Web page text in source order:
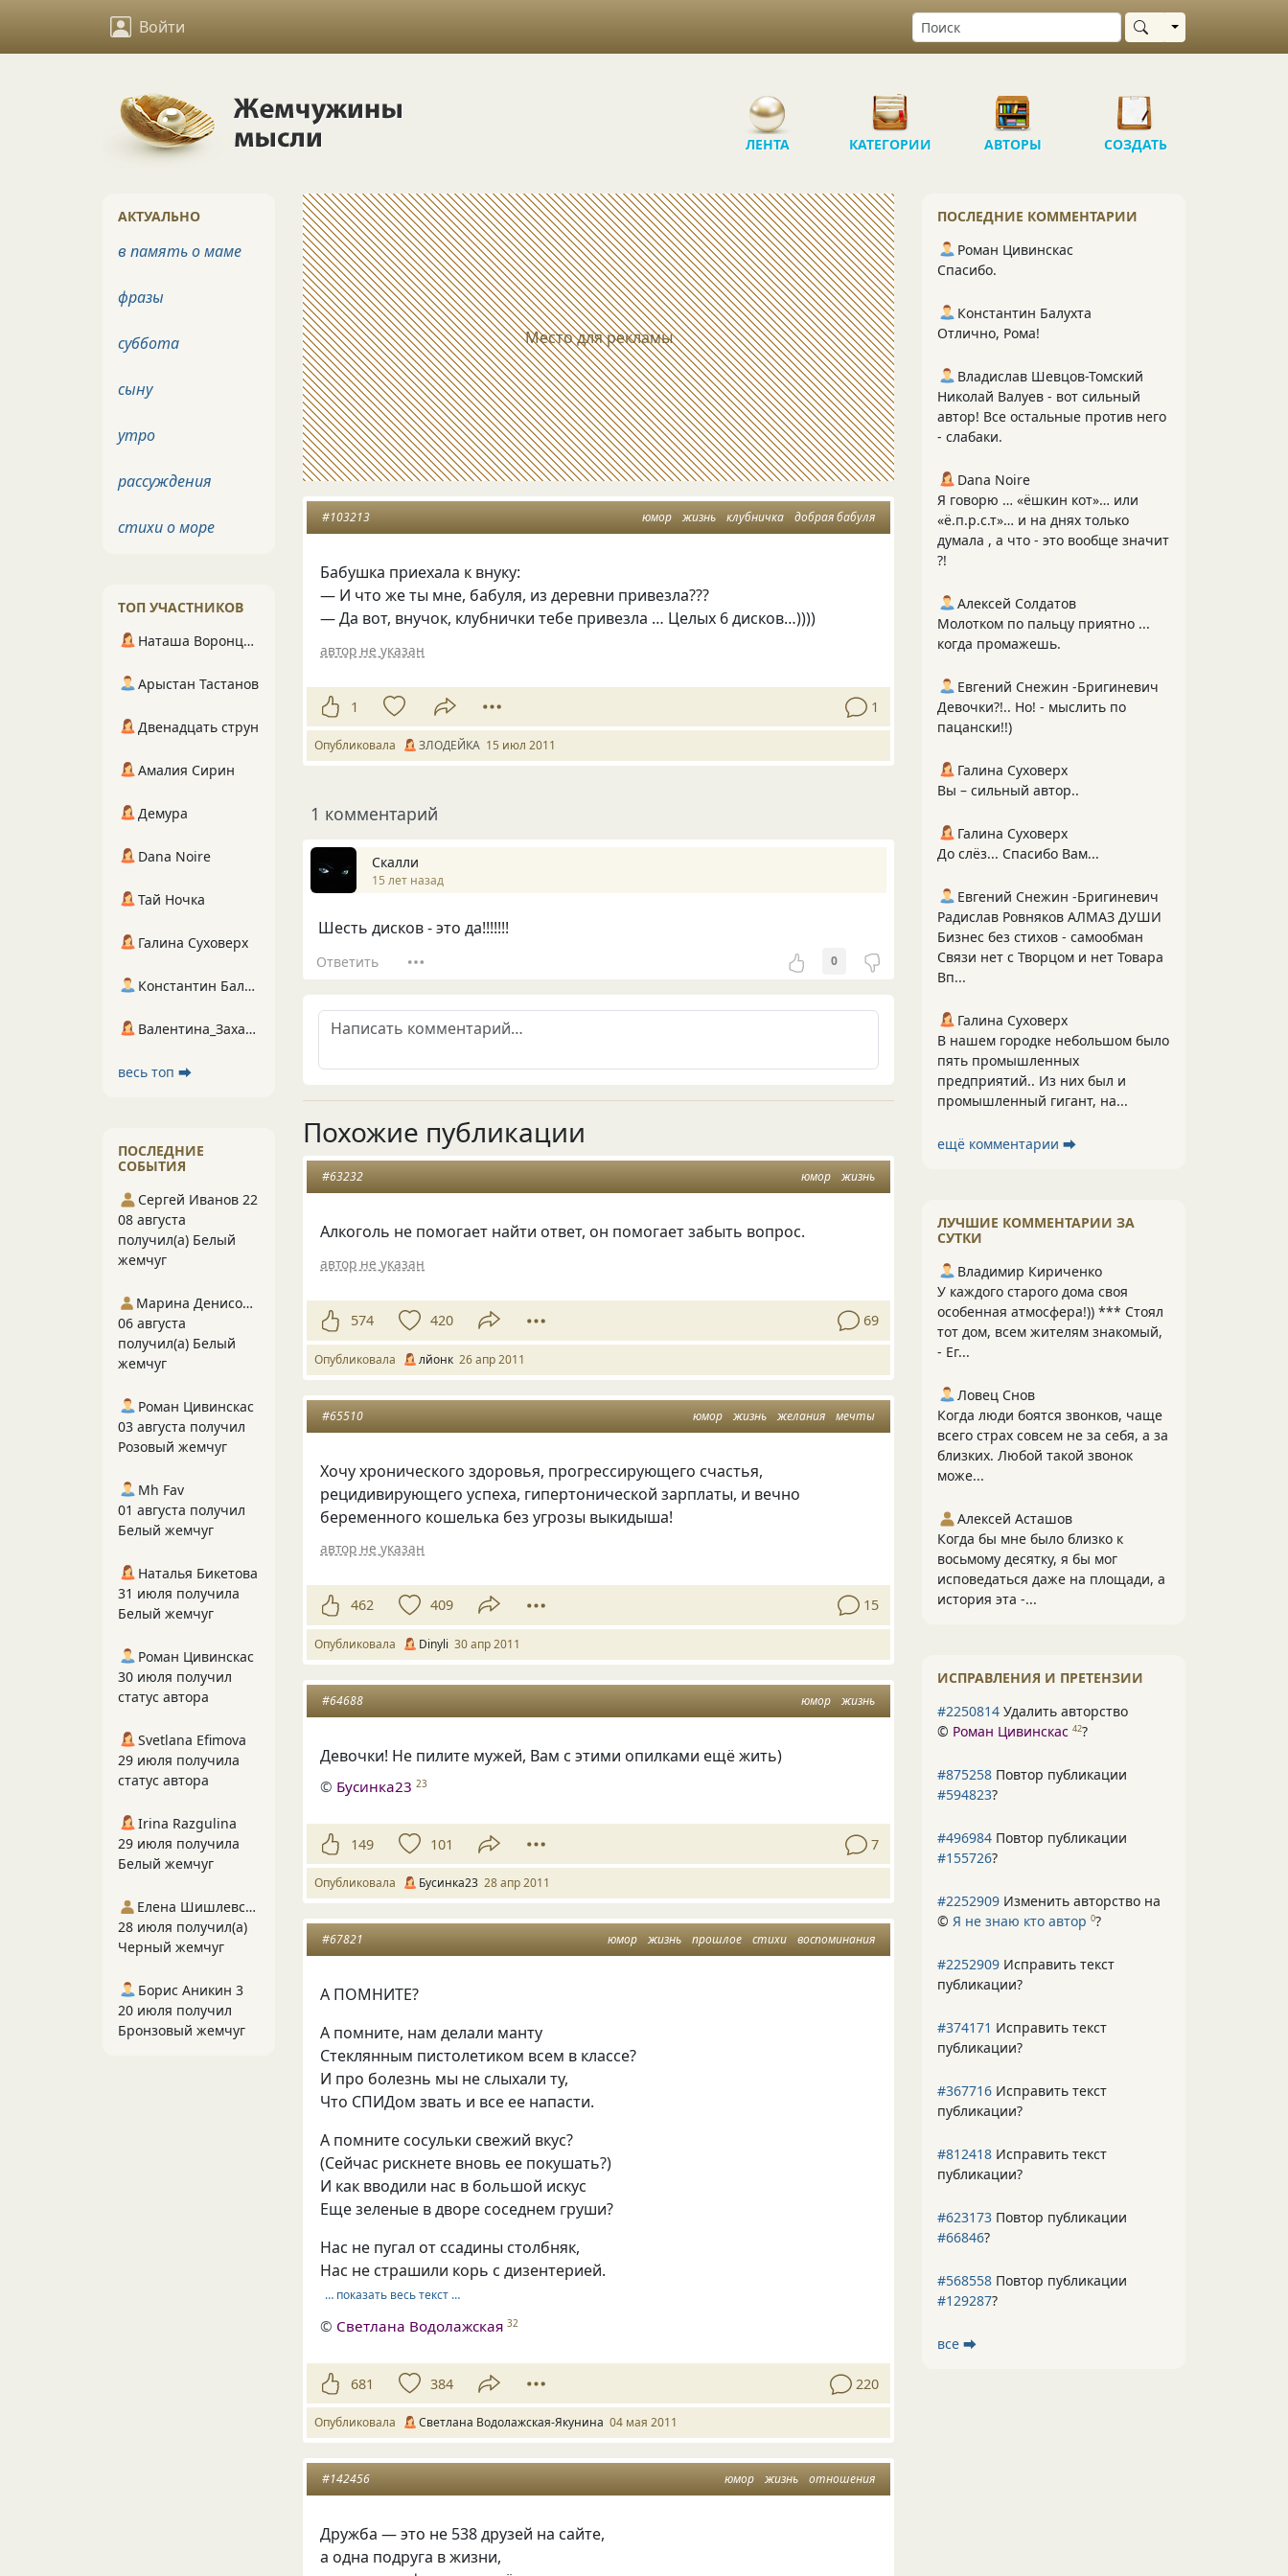
Войти Выбрать область
ЛЕНТА КАТЕГОРИИ АВТОРЫ СОЗДАТЬ
Место для рекламы
юмор жизнь клубничка добрая бабуля
#103213
Бабушка приехала к внуку:
— И что же ты мне, бабуля, из деревни привезла???
— Да вот, внучок, клубнички тебе привезла … Целых 6 дисков…))))
автор не указан
1 1
Опубликовала ЗЛОДЕЙКА 15 июл 2011
1 комментарий
Скалли
15 лет назад
Шесть дисков - это да!!!!!!!
Ответить 0
Похожие публикации
юмор жизнь
#63232
Алкоголь не помогает найти ответ, он помогает забыть вопрос.
автор не указан
574 420 69
Опубликовала лйонк 26 апр 2011
юмор жизнь желания мечты
#65510
Хочу хронического здоровья, прогрессирующего счастья,
рецидивирующего успеха, гипертонической зарплаты, и вечно
беременного кошелька без угрозы выкидыша!
автор не указан
462 409 15
Опубликовала Dinyli 30 апр 2011
юмор жизнь
#64688
Девочки! Не пилите мужей, Вам с этими опилками ещё жить)
© Бусинка23 23
149 101 7
Опубликовала Бусинка23 28 апр 2011
юмор жизнь прошлое стихи воспоминания
#67821
А ПОМНИТЕ?
А помните, нам делали манту
Стеклянным пистолетиком всем в классе?
И про болезнь мы не слыхали ту,
Что СПИДом звать и все ее напасти.
А помните сосульки свежий вкус?
(Сейчас рискнете вновь ее покушать?)
И как вводили нас в большой искус
Еще зеленые в дворе соседнем груши?
Нас не пугал от ссадины столбняк,
Нас не страшили корь с дизентерией.
… показать весь текст …
© Светлана Водолажская 32
681 384 220
Опубликовала Светлана Водолажская-Якунина 04 мая 2011
юмор жизнь отношения
#142456
Дружба — это не 538 друзей на сайте,
а одна подруга в жизни,
ПОСЛЕДНИЕ КОММЕНТАРИИ
Роман Цивинскас
Спасибо.
Константин Балухта
Отлично, Рома!
Владислав Шевцов-Томский
Николай Валуев - вот сильный
автор! Все остальные против него
- слабаки.
Dana Noire
Я говорю … «ёшкин кот»… или
«ё.п.р.с.т»… и на днях только
думала , а что - это вообще значит
?!
Алексей Солдатов
Молотком по пальцу приятно ...
когда промажешь.
Евгений Снежин -Бригиневич
Девочки?!.. Но! - мыслить по
пацански!!)
Галина Суховерх
Вы – сильный автор..
Галина Суховерх
До слёз... Спасибо Вам...
Евгений Снежин -Бригиневич
Радислав Ровняков АЛМАЗ ДУШИ
Бизнес без стихов - самообман
Связи нет с Творцом и нет Товара
Вп...
Галина Суховерх
В нашем городке небольшом было
пять промышленных
предприятий.. Из них был и
промышленный гигант, на...
ещё комментарии ⮕
ЛУЧШИЕ КОММЕНТАРИИ ЗА
СУТКИ
Владимир Кириченко
У каждого старого дома своя
особенная атмосфера!)) *** Стоял
тот дом, всем жителям знакомый,
- Ег...
Ловец Снов
Когда люди боятся звонков, чаще
всего страх совсем не за себя, а за
близких. Любой такой звонок
може...
Алексей Асташов
Когда бы мне было близко к
восьмому десятку, я бы мог
исповедаться даже на площади, а
история эта -...
ИСПРАВЛЕНИЯ И ПРЕТЕНЗИИ
#2250814 Удалить авторство
© Роман Цивинскас 42?
#875258 Повтор публикации
#594823?
#496984 Повтор публикации
#155726?
#2252909 Изменить авторство на
© Я не знаю кто автор 0?
#2252909 Исправить текст
публикации?
#374171 Исправить текст
публикации?
#367716 Исправить текст
публикации?
#812418 Исправить текст
публикации?
#623173 Повтор публикации
#66846?
#568558 Повтор публикации
#129287?
все ⮕
АКТУАЛЬНО
в память о маме
фразы
суббота
сыну
утро
рассуждения
стихи о море
ТОП УЧАСТНИКОВ
Наташа Воронцова
Арыстан Тастанов
Двенадцать струн
Амалия Сирин
Демура
Dana Noire
Тай Ночка
Галина Суховерх
Константин Балухта
Валентина_Захарова
весь топ ⮕
ПОСЛЕДНИЕ
СОБЫТИЯ
Сергей Иванов 22
08 августа
получил(а) Белый
жемчуг
Марина Денисова 5
06 августа
получил(а) Белый
жемчуг
Роман Цивинскас
03 августа получил
Розовый жемчуг
Mh Fav
01 августа получил
Белый жемчуг
Наталья Бикетова
31 июля получила
Белый жемчуг
Роман Цивинскас
30 июля получил
статус автора
Svetlana Efimova
29 июля получила
статус автора
Irina Razgulina
29 июля получила
Белый жемчуг
Елена Шишлевская
28 июля получил(а)
Черный жемчуг
Борис Аникин 3
20 июля получил
Бронзовый жемчуг